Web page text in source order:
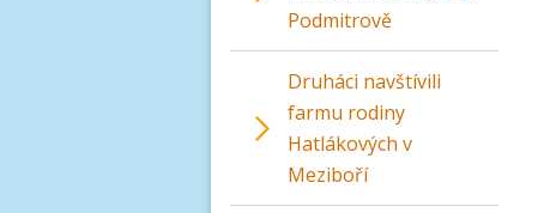
Podmitrově
Druháci navštívili
farmu rodiny
Hatlákových v
Meziboří